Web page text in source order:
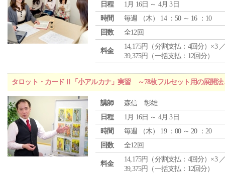
日程
1月 16日 ～ 4月 3日
時間
毎週 （木） 14 ：50 ～ 16 ：10
回数
全12回
料金
14,175円（分割支払：4回分）×3
39,375円（一括支払：12回分）
タロット・カードⅡ「小アルカナ」実習 ～78枚フルセット用の展開法
講師
森信 彰雄
日程
1月 16日 ～ 4月 3日
時間
毎週 （木） 19 ：00 ～ 20 ：20
回数
全12回
料金
14,175円（分割支払：4回分）×3
39,375円（一括支払：12回分）